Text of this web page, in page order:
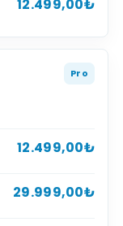
12.499,00₺
Pro
12.499,00₺
29.999,00₺